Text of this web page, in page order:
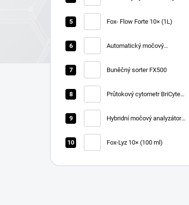
Fox- Flow Forte 10× (1L)
Automatický močový
Buněčný sorter FX500
Průtokový cytometr BriCyte
Hybridní močový analyzátor
Fox-Lyz 10× (100 ml)